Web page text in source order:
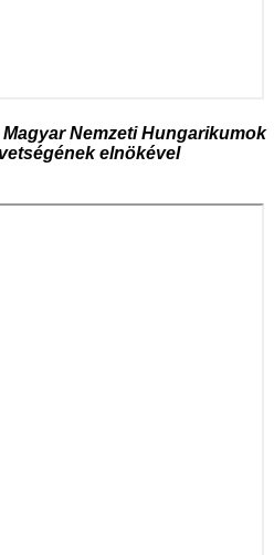
Nemzeti Hungarikumok
elnökével